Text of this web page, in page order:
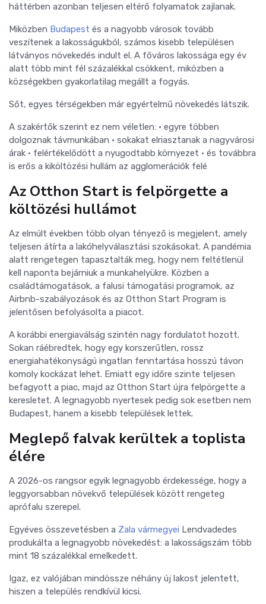
háttérben azonban teljesen eltérő folyamatok zajlanak.
Miközben Budapest és a nagyobb városok tovább
veszítenek a lakosságukból, számos kisebb településen
látványos növekedés indult el. A főváros lakossága egy év
alatt több mint fél százalékkal csökkent, miközben a
községekben gyakorlatilag megállt a fogyás.
Sőt, egyes térségekben már egyértelmű növekedés látszik.
A szakértők szerint ez nem véletlen: • egyre többen
dolgoznak távmunkában • sokakat elriasztanak a nagyvárosi
árak • felértékelődött a nyugodtabb környezet • és továbbra
is erős a kiköltözési hullám az agglomerációk felé
Az Otthon Start is felpörgette a
költözési hullámot
Az elmúlt években több olyan tényező is megjelent, amely
teljesen átírta a lakóhelyválasztási szokásokat. A pandémia
alatt rengetegen tapasztalták meg, hogy nem feltétlenül
kell naponta bejárniuk a munkahelyükre. Közben a
családtámogatások, a falusi támogatási programok, az
Airbnb-szabályozások és az Otthon Start Program is
jelentősen befolyásolta a piacot.
A korábbi energiaválság szintén nagy fordulatot hozott.
Sokan ráébredtek, hogy egy korszerűtlen, rossz
energiahatékonyságú ingatlan fenntartása hosszú távon
komoly kockázat lehet. Emiatt egy időre szinte teljesen
befagyott a piac, majd az Otthon Start újra felpörgette a
keresletet. A legnagyobb nyertesek pedig sok esetben nem
Budapest, hanem a kisebb települések lettek.
Meglepő falvak kerültek a toplista
élére
A 2026-os rangsor egyik legnagyobb érdekessége, hogy a
leggyorsabban növekvő települések között rengeteg
aprófalu szerepel.
Egyéves összevetésben a Zala vármegyei Lendvadedes
produkálta a legnagyobb növekedést: a lakosságszám több
mint 18 százalékkal emelkedett.
Igaz, ez valójában mindössze néhány új lakost jelentett,
hiszen a település rendkívül kicsi.